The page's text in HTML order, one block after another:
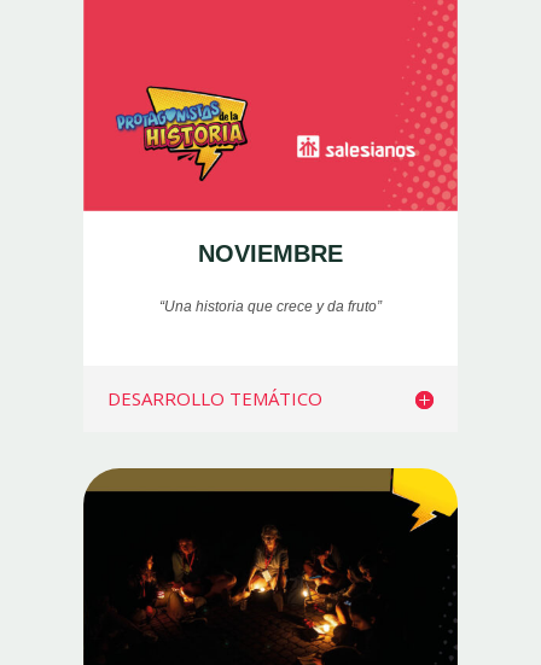
NOVIEMBRE
“Una historia que crece y da fruto”
DESARROLLO TEMÁTICO